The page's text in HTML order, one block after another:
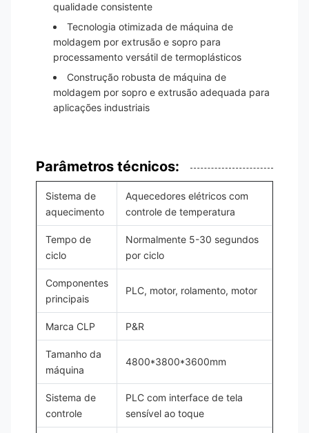
qualidade consistente
Tecnologia otimizada de máquina de
moldagem por extrusão e sopro para
processamento versátil de termoplásticos
Construção robusta de máquina de
moldagem por sopro e extrusão adequada para
aplicações industriais
Parâmetros técnicos:
Sistema de
aquecimento
Aquecedores elétricos com
controle de temperatura
Tempo de
ciclo
Normalmente 5-30 segundos
por ciclo
Componentes
principais
PLC, motor, rolamento, motor
Marca CLP P&R
Tamanho da
máquina
4800*3800*3600mm
Sistema de
controle
PLC com interface de tela
sensível ao toque